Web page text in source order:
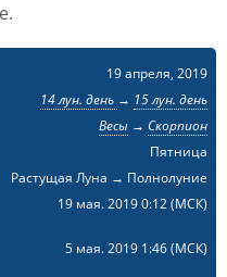
19 апреля, 2019
14 лун. день → 15 лун. день
Весы→ Скорпион
Пятница
Растущая Луна → Полнолуние
19 мая. 2019 0:12(МСК)
5 мая. 2019 1:46(МСК)